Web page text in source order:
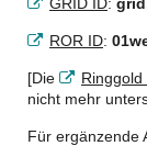
ROR ID:
[Die Ringgold
nicht mehr
Für ergänzende